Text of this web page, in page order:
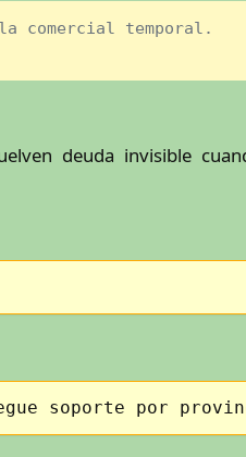
comercial temporal.
deuda invisible
soporte por